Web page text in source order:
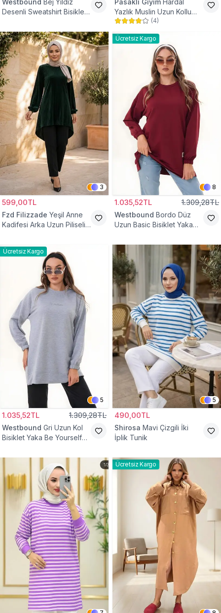
Westbound Bej Yıldız
Desenli Sweatshirt Bisiklet
Pasaklı Giyim Hardal
Yazlık Muslin Uzun Kollu
Hakim Yaka Cepli Tesettür
(4)
3
599,00TL
Fzd Filizzade Yeşil Anne
Kadifesi Arka Uzun Piliseli
Ücretsiz Kargo
8
1.035,52TL 1.309,28TL
Westbound Bordo Düz
Uzun Basic Bisiklet Yaka
Ücretsiz Kargo
5
1.035,52TL 1.309,28TL
Westbound Gri Uzun Kol
Bisiklet Yaka Be Yourself
5
490,00TL
Shirosa Mavi Çizgili İki
İplik Tunik
Ücretsiz Kargo